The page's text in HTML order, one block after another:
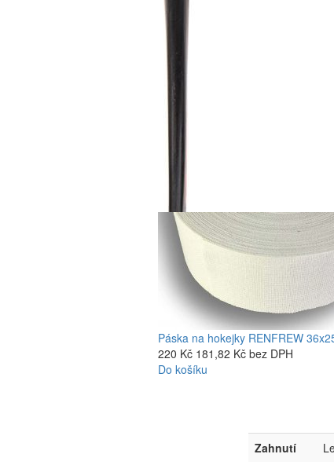
Zahnutí
Páska na hokejky CCM 25x25
150 Kč
Do košíku
150 Kč
Do košíku
Páska na hokejky RENFREW
220 Kč 181,82 Kč bez DPH
Do košíku